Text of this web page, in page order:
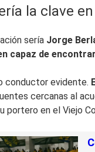
la clave
sería Jorge
capaz de
conductor evidente.
cercanas al
portero en el Viejo